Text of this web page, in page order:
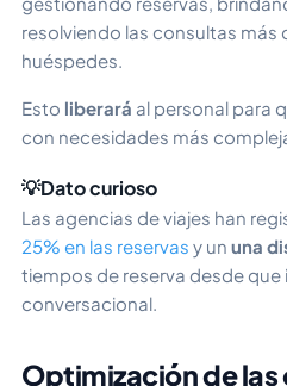
resolviendo las consultas más
huéspedes.
Esto liberará al personal para
con necesidades más
💡Dato curioso
Las agencias de viajes han
25% en las reservas y un una
tiempos de reserva desde que
conversacional.
Optimización de las